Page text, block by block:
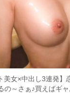
美女×中出し3連発】
の～さぁ♪買えばギ